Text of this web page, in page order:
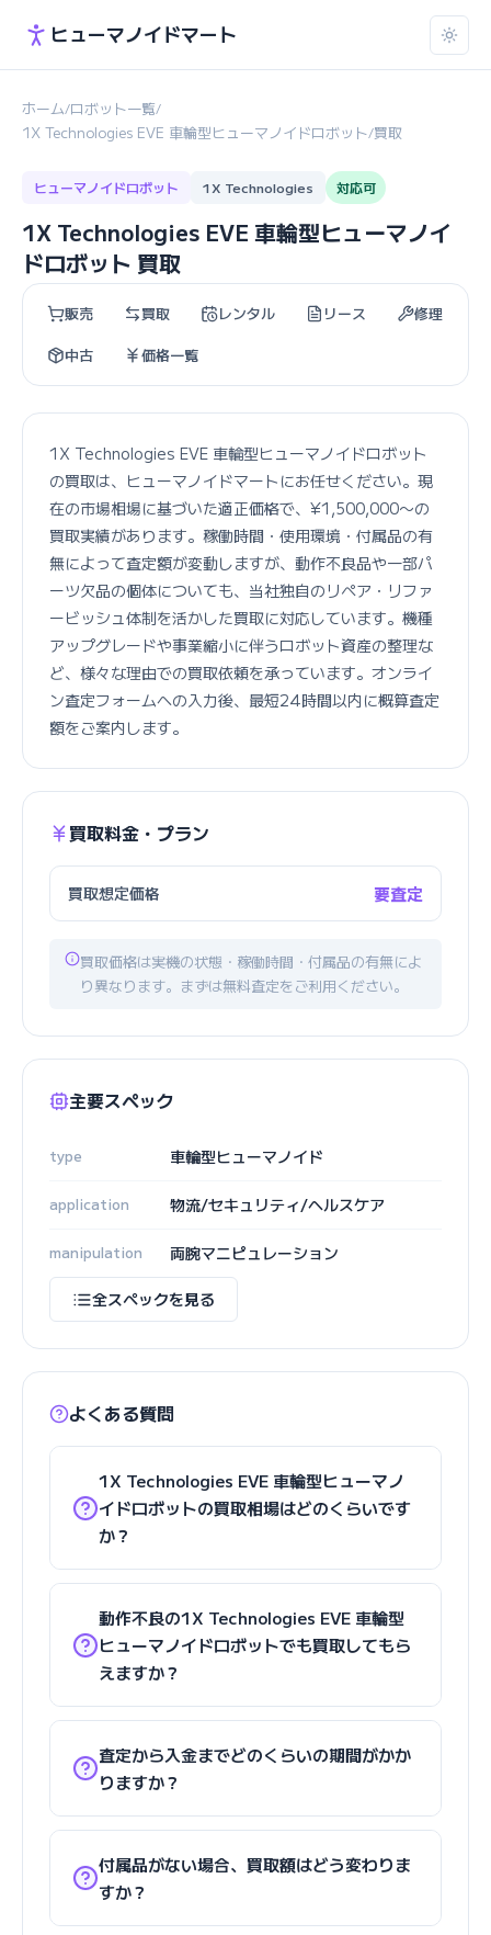
ヒューマノイドマート
ホーム/ロボット一覧/
1X Technologies EVE 車輪型ヒューマノイドロボット/買取
ヒューマノイドロボット 1X Technologies 対応可
1X Technologies EVE 車輪型ヒューマノイ
ドロボット 買取
販売 買取 レンタル リース
修理
中古
価格一覧
1X Technologies EVE 車輪型ヒューマノイドロボット
の買取は、ヒューマノイドマートにお任せください。現
在の市場相場に基づいた適正価格で、¥1,500,000〜の
買取実績があります。稼働時間・使用環境・付属品の有
無によって査定額が変動しますが、動作不良品や一部パ
ーツ欠品の個体についても、当社独自のリペア・リファ
ービッシュ体制を活かした買取に対応しています。機種
アップグレードや事業縮小に伴うロボット資産の整理な
ど、様々な理由での買取依頼を承っています。オンライ
ン査定フォームへの入力後、最短24時間以内に概算査定
額をご案内します。
買取料金・プラン
買取想定価格 要査定
買取価格は実機の状態・稼働時間・付属品の有無によ
り異なります。まずは無料査定をご利用ください。
主要スペック
type 車輪型ヒューマノイド
application 物流/セキュリティ/ヘルスケア
manipulation 両腕マニピュレーション
全スペックを見る
よくある質問
1X Technologies EVE 車輪型ヒューマノ
イドロボットの買取相場はどのくらいです
か？
動作不良の1X Technologies EVE 車輪型
ヒューマノイドロボットでも買取してもら
えますか？
査定から入金までどのくらいの期間がかか
りますか？
付属品がない場合、買取額はどう変わりま
すか？